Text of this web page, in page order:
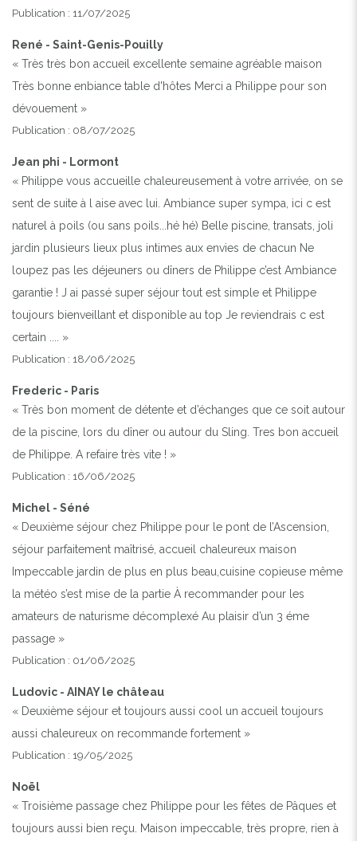
Publication : 11/07/2025
René - Saint-Genis-Pouilly
« Très très bon accueil excellente semaine agréable maison
Très bonne enbiance table d'hôtes Merci a Philippe pour son
dévouement »
Publication : 08/07/2025
Jean phi - Lormont
« Philippe vous accueille chaleureusement à votre arrivée, on se
sent de suite à l aise avec lui. Ambiance super sympa, ici c est
naturel à poils (ou sans poils...hé hé) Belle piscine, transats, joli
jardin plusieurs lieux plus intimes aux envies de chacun Ne
loupez pas les déjeuners ou dîners de Philippe c’est Ambiance
garantie ! J ai passé super séjour tout est simple et Philippe
toujours bienveillant et disponible au top Je reviendrais c est
certain .... »
Publication : 18/06/2025
Frederic - Paris
« Très bon moment de détente et d’échanges que ce soit autour
de la piscine, lors du dîner ou autour du Sling. Tres bon accueil
de Philippe. A refaire très vite ! »
Publication : 16/06/2025
Michel - Séné
« Deuxième séjour chez Philippe pour le pont de l’Ascension,
séjour parfaitement maîtrisé, accueil chaleureux maison
Impeccable jardin de plus en plus beau,cuisine copieuse même
la météo s’est mise de la partie À recommander pour les
amateurs de naturisme décomplexé Au plaisir d’un 3 éme
passage »
Publication : 01/06/2025
Ludovic - AINAY le château
« Deuxième séjour et toujours aussi cool un accueil toujours
aussi chaleureux on recommande fortement »
Publication : 19/05/2025
Noël
« Troisième passage chez Philippe pour les fêtes de Pâques et
toujours aussi bien reçu. Maison impeccable, très propre, rien à